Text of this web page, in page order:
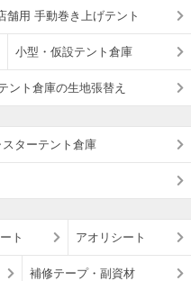
舗用 手動巻き上げテント
小型・仮設テント倉庫
ント倉庫の生地張替え
スターテント倉庫
ト アオリシート
補修テープ・副資材